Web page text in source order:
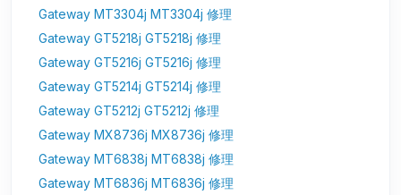
Gateway MT3304j MT3304j 修理
Gateway GT5218j GT5218j 修理
Gateway GT5216j GT5216j 修理
Gateway GT5214j GT5214j 修理
Gateway GT5212j GT5212j 修理
Gateway MX8736j MX8736j 修理
Gateway MT6838j MT6838j 修理
Gateway MT6836j MT6836j 修理